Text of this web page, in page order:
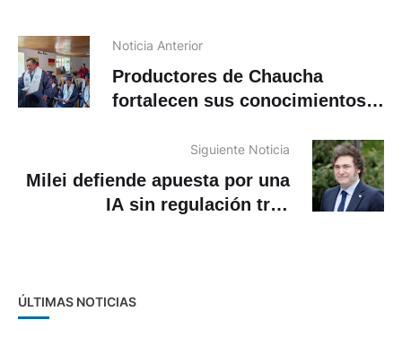
Noticia Anterior
Productores de Chaucha
fortalecen sus conocimientos
Siguiente Noticia
Milei defiende apuesta por una
IA sin regulación tras
ÚLTIMAS NOTICIAS